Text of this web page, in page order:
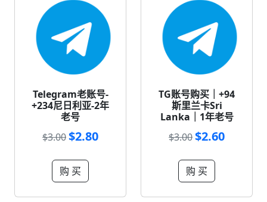
Telegram老账号-
+234尼日利亚-2年
老号
$3.00$2.80
购 买
TG账号购买｜+94
斯里兰卡Sri
Lanka｜1年老号
$3.00$2.60
购 买